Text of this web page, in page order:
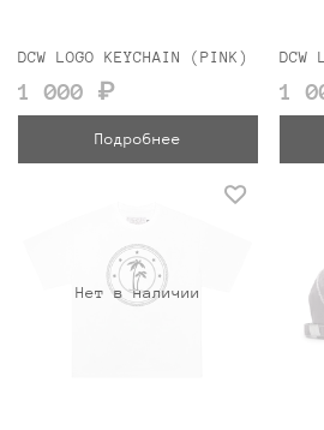
DCW LOGO KEYCHAIN (PINK)
1 000 ₽
Подробнее
DCW
1
Нет в наличии